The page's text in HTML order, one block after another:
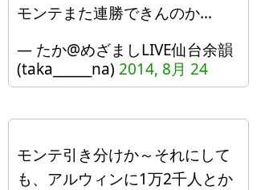
モンテまた連勝できんのか…
— たか@めざましLIVE仙台余韻
(taka______na) 2014, 8月 24
モンテ引き分けか～それにして
も、アルウィンに1万2千人とか